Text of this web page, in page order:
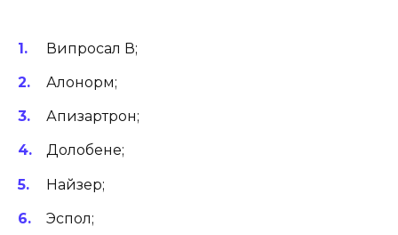
Випросал В;
Алонорм;
Апизартрон;
Долобене;
Найзер;
Эспол;